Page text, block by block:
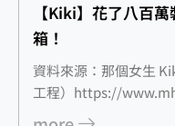
【Kiki】花了八百
箱！
資料來源：那個女生
工程）https://